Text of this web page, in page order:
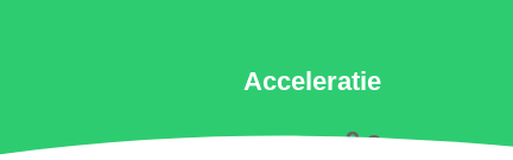
Acceleratie
9 s